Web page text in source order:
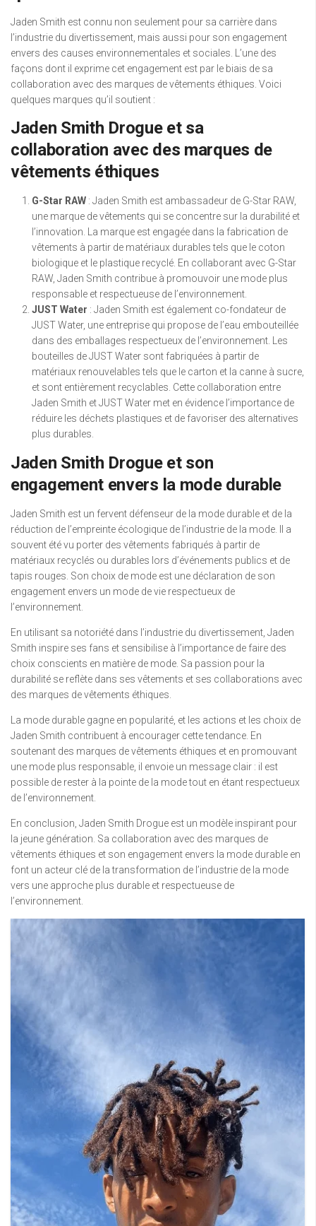
Jaden Smith est connu non seulement pour sa carrière dans
l’industrie du divertissement, mais aussi pour son engagement
envers des causes environnementales et sociales. L’une des
façons dont il exprime cet engagement est par le biais de sa
collaboration avec des marques de vêtements éthiques. Voici
quelques marques qu’il soutient :
Jaden Smith Drogue et sa
collaboration avec des marques de
vêtements éthiques
G-Star RAW : Jaden Smith est ambassadeur de G-Star RAW,
une marque de vêtements qui se concentre sur la durabilité et
l’innovation. La marque est engagée dans la fabrication de
vêtements à partir de matériaux durables tels que le coton
biologique et le plastique recyclé. En collaborant avec G-Star
RAW, Jaden Smith contribue à promouvoir une mode plus
responsable et respectueuse de l’environnement.
JUST Water : Jaden Smith est également co-fondateur de
JUST Water, une entreprise qui propose de l’eau embouteillée
dans des emballages respectueux de l’environnement. Les
bouteilles de JUST Water sont fabriquées à partir de
matériaux renouvelables tels que le carton et la canne à sucre,
et sont entièrement recyclables. Cette collaboration entre
Jaden Smith et JUST Water met en évidence l’importance de
réduire les déchets plastiques et de favoriser des alternatives
plus durables.
Jaden Smith Drogue et son
engagement envers la mode durable
Jaden Smith est un fervent défenseur de la mode durable et de la
réduction de l’empreinte écologique de l’industrie de la mode. Il a
souvent été vu porter des vêtements fabriqués à partir de
matériaux recyclés ou durables lors d’événements publics et de
tapis rouges. Son choix de mode est une déclaration de son
engagement envers un mode de vie respectueux de
l’environnement.
En utilisant sa notoriété dans l’industrie du divertissement, Jaden
Smith inspire ses fans et sensibilise à l’importance de faire des
choix conscients en matière de mode. Sa passion pour la
durabilité se reflète dans ses vêtements et ses collaborations avec
des marques de vêtements éthiques.
La mode durable gagne en popularité, et les actions et les choix de
Jaden Smith contribuent à encourager cette tendance. En
soutenant des marques de vêtements éthiques et en promouvant
une mode plus responsable, il envoie un message clair : il est
possible de rester à la pointe de la mode tout en étant respectueux
de l’environnement.
En conclusion, Jaden Smith Drogue est un modèle inspirant pour
la jeune génération. Sa collaboration avec des marques de
vêtements éthiques et son engagement envers la mode durable en
font un acteur clé de la transformation de l’industrie de la mode
vers une approche plus durable et respectueuse de
l’environnement.